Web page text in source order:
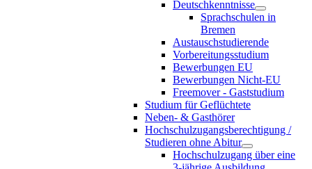
Deutschkenntnisse
Sprachschulen in
Bremen
Austauschstudierende
Vorbereitungsstudium
Bewerbungen EU
Bewerbungen Nicht-EU
Freemover - Gaststudium
Studium für Geflüchtete
Neben- & Gasthörer
Hochschulzugangsberechtigung /
Studieren ohne Abitur
Hochschulzugang über eine